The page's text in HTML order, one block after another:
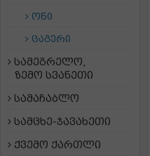
ონი
ცაგერი
სამეგრელო,
ზემო სვანეთი
სამაჩაბლო
სამცხე-ჯავახეთი
ქვემო ქართლი